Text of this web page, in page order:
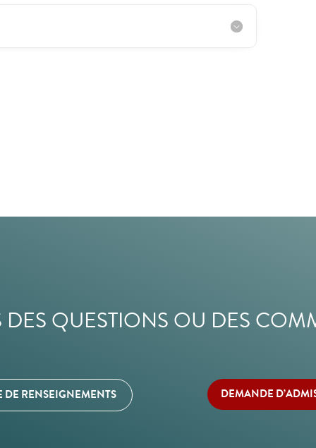
QUESTIONS OU DES
RENSEIGNEMENTS DEMANDE